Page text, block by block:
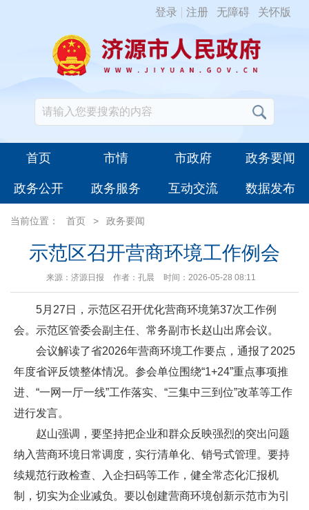
登录 注册 无障碍 关怀版
首页 市情 市政府 政务要闻
政务公开 政务服务 互动交流 数据发布
当前位置： 首页 > 政务要闻
示范区召开营商环境工作例会
来源：济源日报 作者：孔晨 时间：2026-05-28 08:11
5月27日，示范区召开优化营商环境第37次工作例
会。示范区管委会副主任、常务副市长赵山出席会议。
会议解读了省2026年营商环境工作要点，通报了2025
年度省评反馈整体情况。参会单位围绕“1+24”重点事项推
进、“一网一厅一线”工作落实、“三集中三到位”改革等工作
进行发言。
赵山强调，要坚持把企业和群众反映强烈的突出问题
纳入营商环境日常调度，实行清单化、销号式管理。要持
续规范行政检查、入企扫码等工作，健全常态化汇报机
制，切实为企业减负。要以创建营商环境创新示范市为引